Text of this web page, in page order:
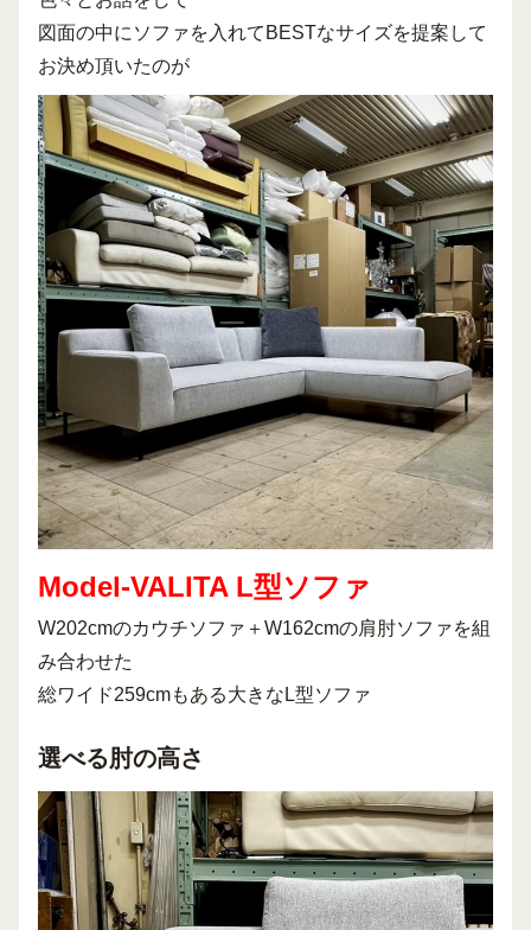
図面の中にソファを入れてBESTなサイズを提案して
お決め頂いたのが
Model-VALITA L型ソファ
W202cmのカウチソファ＋W162cmの肩肘ソファを組
み合わせた
総ワイド259cmもある大きなL型ソファ
選べる肘の高さ